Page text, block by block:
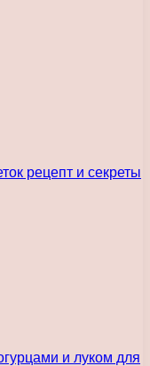
рецепт и секреты
и луком для